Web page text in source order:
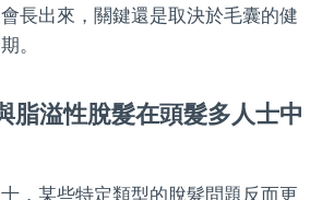
長出來，關鍵還是取決於毛囊的健
。
脂溢性脫髮在頭髮多人士中
，某些特定類型的脫髮問題反而更